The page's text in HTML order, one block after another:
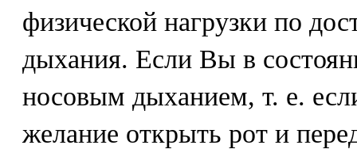
физической нагрузки по
дыхания. Если Вы в
носовым дыханием, т. е.
желание открыть рот и